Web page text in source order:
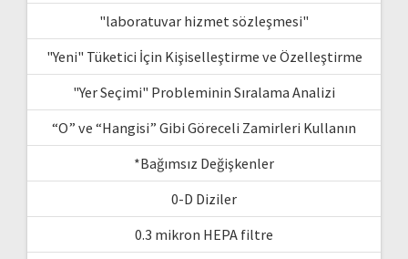
"laboratuvar hizmet sözleşmesi"
"Yeni" Tüketici İçin Kişiselleştirme ve Özelleştirme
"Yer Seçimi" Probleminin Sıralama Analizi
“O” ve “Hangisi” Gibi Göreceli Zamirleri Kullanın
*Bağımsız Değişkenler
0-D Diziler
0.3 mikron HEPA filtre